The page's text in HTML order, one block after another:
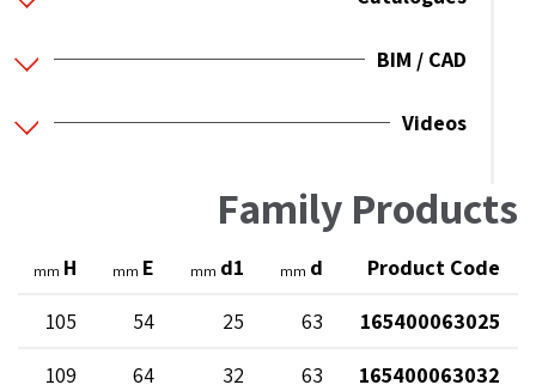
BIM / CAD
Videos
Family Products
Product Code
d
mm
d1
mm
E
mm
H
mm
165400063025
63
25
54
105
165400063032
63
32
64
109